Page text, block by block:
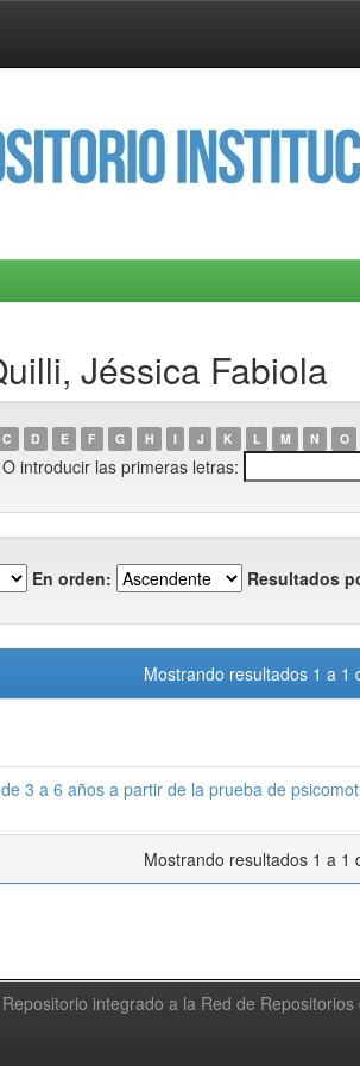
Jéssica Fabiola
C D E F G H I J K L M N O
O introducir las primeras letras:
En orden: Resultados
Mostrando resultados 1 a 1
3 a 6 años a partir de la prueba de
Mostrando resultados 1 a 1
Repositorio integrado a la Red de